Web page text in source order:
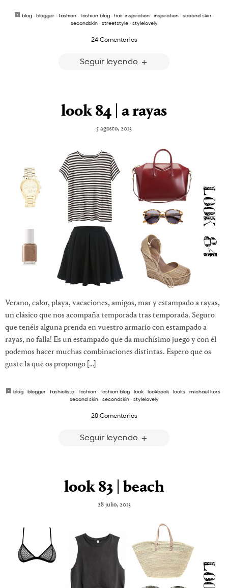
blog · blogger · fashion · fashion blog · hair inspiration · inspiration · second skin ·
secondskin· streetstyle· stylelovely
24 Comentarios
Seguir leyendo
look 84 | a rayas
5 agosto, 2013
Verano, calor, playa, vacaciones, amigos, mar y estampado a rayas,
un clásico que nos acompaña temporada tras temporada. Seguro
que tenéis alguna prenda en vuestro armario con estampado a
rayas, no falla! Es un estampado que da muchísimo juego y con él
podemos hacer muchas combinaciones distintas. Espero que os
guste la que os propongo […]
blog· blogger· fashiolista· fashion· fashion blog· look· lookbook· looks· michael kors·
second skin· secondskin· stylelovely
20 Comentarios
Seguir leyendo
look 83 | beach
28 julio, 2013